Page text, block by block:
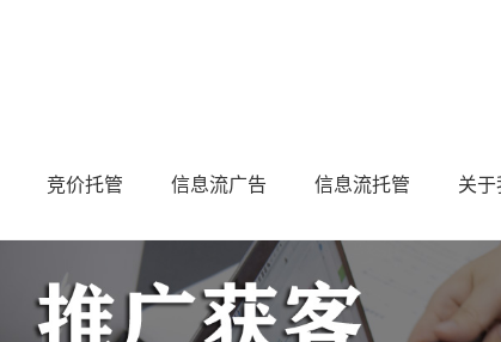
竞价托管 信息流广告 信息流托管 关于